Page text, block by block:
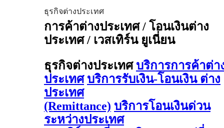
ธุรกิจต่างประเทศ
การค้าต่างประเทศ / โอนเงินต่าง
ประเทศ / เวสเทิร์น ยูเนี่ยน
ธุรกิจต่างประเทศ บริการการค้าต่า
ประเทศ บริการรับเงิน-โอนเงิน ต่าง
ประเทศ
(Remittance) บริการโอนเงินด่วน
ระหว่างประเทศ